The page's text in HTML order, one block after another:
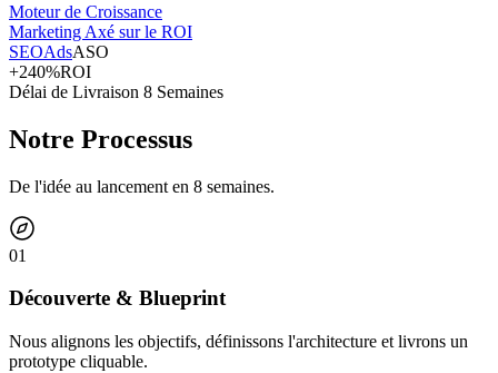
Moteur de Croissance
Marketing Axé sur le ROI
SEOAdsASO
+240%ROI
Délai de Livraison 8 Semaines
Notre Processus
De l'idée au lancement en 8 semaines.
01
Découverte & Blueprint
Nous alignons les objectifs, définissons l'architecture et livrons un
prototype cliquable.